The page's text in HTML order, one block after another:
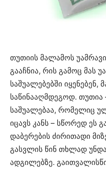
თუთიის მალამოს
გააჩნია, რის გამოც მას
საშუალებებში იყენებენ,
საწინააღმდეგოდ. თუთია
საშუალებაა, რომელიც
იცავს კანს – სწორედ ეს
დაბერების ძირითადი
გასვლის წინ თხლად
ადგილებზე.